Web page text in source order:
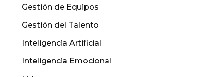
Gestión de Equipos
Gestión del Talento
Inteligencia Artificial
Inteligencia Emocional